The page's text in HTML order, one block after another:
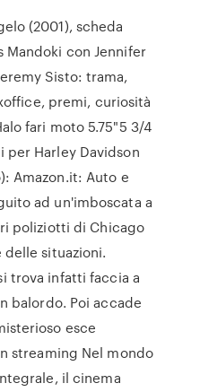
(2001), scheda
con Jennifer
Sisto: trama,
premi, curiosità
fari moto 5.75"5 3/4
per Harley Davidson
Amazon.it: Auto e
ad un'imboscata a
poliziotti di Chicago
situazioni.
trova infatti faccia a
balordo. Poi accade
esce
streaming Nel mondo
il cinema